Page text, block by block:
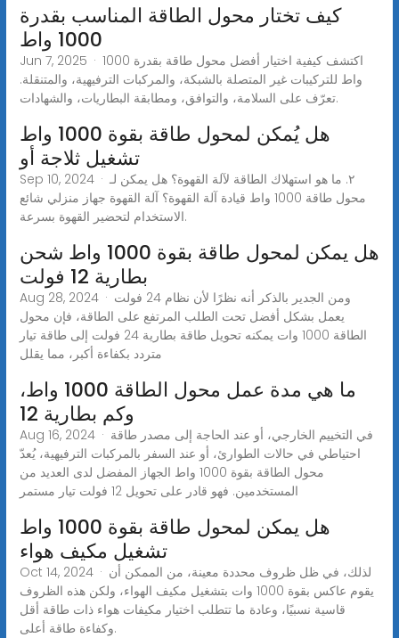
كيف تختار محول الطاقة المناسب بقدرة
1000 واط
Jun 7, 2025 · اكتشف كيفية اختيار أفضل محول طاقة بقدرة 1000
واط للتركيبات غير المتصلة بالشبكة، والمركبات الترفيهية، والمتنقلة.
تعرّف على السلامة، والتوافق، ومطابقة البطاريات، والشهادات.
هل يُمكن لمحول طاقة بقوة 1000 واط
تشغيل ثلاجة أو
Sep 10, 2024 · ٢. ما هو استهلاك الطاقة لآلة القهوة؟ هل يمكن لـ
محول طاقة 1000 واط قيادة آلة القهوة؟ آلة القهوة جهاز منزلي شائع
الاستخدام لتحضير القهوة بسرعة.
هل يمكن لمحول طاقة بقوة 1000 واط شحن
بطارية 12 فولت
Aug 28, 2024 · ومن الجدير بالذكر أنه نظرًا لأن نظام 24 فولت
يعمل بشكل أفضل تحت الطلب المرتفع على الطاقة، فإن محول
الطاقة 1000 وات يمكنه تحويل طاقة بطارية 24 فولت إلى طاقة تيار
متردد بكفاءة أكبر، مما يقلل
ما هي مدة عمل محول الطاقة 1000 واط،
وكم بطارية 12
Aug 16, 2024 · في التخييم الخارجي، أو عند الحاجة إلى مصدر طاقة
احتياطي في حالات الطوارئ، أو عند السفر بالمركبات الترفيهية، يُعدّ
محول الطاقة بقوة 1000 واط الجهاز المفضل لدى العديد من
المستخدمين. فهو قادر على تحويل 12 فولت تيار مستمر
هل يمكن لمحول طاقة بقوة 1000 واط
تشغيل مكيف هواء
Oct 14, 2024 · لذلك، في ظل ظروف محددة معينة، من الممكن أن
يقوم عاكس بقوة 1000 وات بتشغيل مكيف الهواء، ولكن هذه الظروف
قاسية نسبيًا، وعادة ما تتطلب اختيار مكيفات هواء ذات طاقة أقل
وكفاءة طاقة أعلى.